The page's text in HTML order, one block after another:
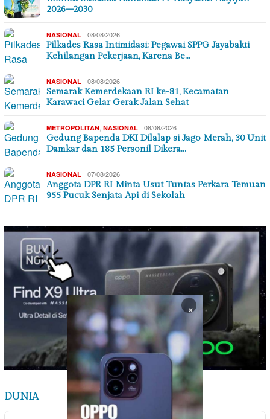
2026–2030
NASIONAL 08/08/2026
Pilkades Rasa Intimidasi: Pegawai SPPG Jayabakti
Kehilangan Pekerjaan, Karena Be…
NASIONAL 08/08/2026
Semarak Kemerdekaan RI ke-81, Kecamatan
Karawaci Gelar Gerak Jalan Sehat
METROPOLITAN, NASIONAL 08/08/2026
Gedung Bapenda DKI Dilalap si Jago Merah, 30 Unit
Damkar dan 185 Personil Dikera…
NASIONAL 07/08/2026
Anggota DPR RI Minta Usut Tuntas Perkara Temuan
955 Pucuk Senjata Api di Sekolah
DUNIA
×